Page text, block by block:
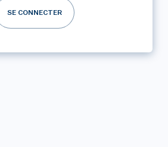
SE CONNECTER